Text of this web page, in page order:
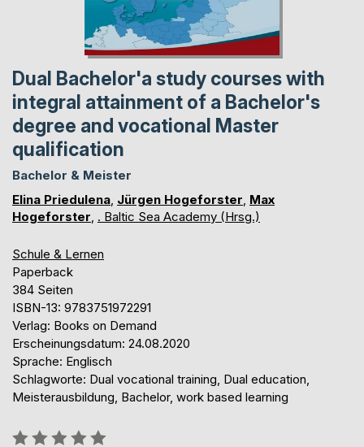
Dual Bachelor'a study courses with
integral attainment of a Bachelor's
degree and vocational Master
qualification
Bachelor & Meister
Elina Priedulena, Jürgen Hogeforster, Max
Hogeforster, . Baltic Sea Academy (Hrsg.)
Schule & Lernen
Paperback
384 Seiten
ISBN-13: 9783751972291
Verlag: Books on Demand
Erscheinungsdatum: 24.08.2020
Sprache: Englisch
Schlagworte: Dual vocational training, Dual education,
Meisterausbildung, Bachelor, work based learning
Bewertung::